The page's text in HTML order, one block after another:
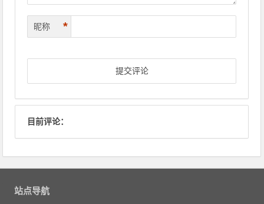
昵称 *
目前评论：
站点导航